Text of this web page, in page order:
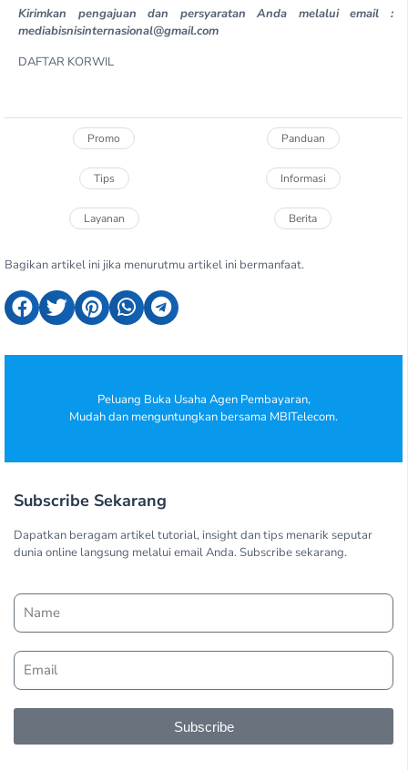
Kirimkan pengajuan dan persyaratan Anda melalui email :
mediabisnisinternasional@gmail.com
DAFTAR KORWIL
Promo Panduan
Tips Informasi
Layanan Berita
Bagikan artikel ini jika menurutmu artikel ini bermanfaat.
Peluang Buka Usaha Agen Pembayaran,
Mudah dan menguntungkan bersama MBITelecom.
Subscribe Sekarang
Dapatkan beragam artikel tutorial, insight dan tips menarik seputar
dunia online langsung melalui email Anda. Subscribe sekarang.
Subscribe